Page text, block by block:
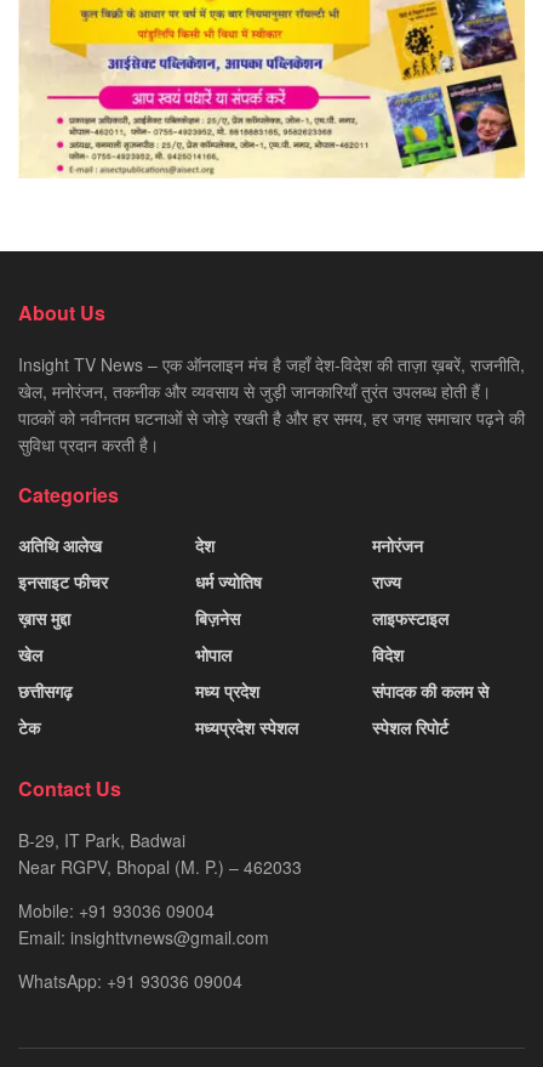
About Us
Insight TV News – एक ऑनलाइन मंच है जहाँ देश-विदेश की ताज़ा ख़बरें, राजनीति,
खेल, मनोरंजन, तकनीक और व्यवसाय से जुड़ी जानकारियाँ तुरंत उपलब्ध होती हैं।
पाठकों को नवीनतम घटनाओं से जोड़े रखती है और हर समय, हर जगह समाचार पढ़ने की
सुविधा प्रदान करती है।
Categories
अतिथि आलेख
इनसाइट फीचर
ख़ास मुद्दा
खेल
छत्तीसगढ़
टेक
देश
धर्म ज्योतिष
बिज़नेस
भोपाल
मध्य प्रदेश
मध्यप्रदेश स्पेशल
मनोरंजन
राज्य
लाइफस्टाइल
विदेश
संपादक की कलम से
स्पेशल रिपोर्ट
Contact Us
B-29, IT Park, Badwai
Near RGPV, Bhopal (M. P.) – 462033
Mobile: +91 93036 09004
Email: insighttvnews@gmail.com
WhatsApp: +91 93036 09004